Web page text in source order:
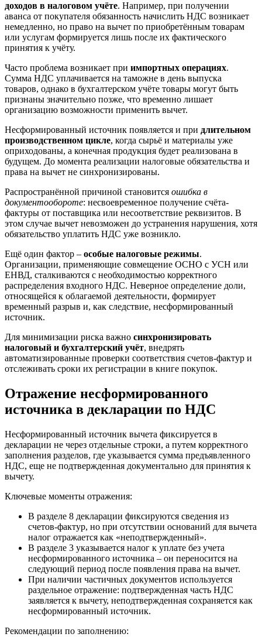
доходов в налоговом учёте. Например, при получении
аванса от покупателя обязанность начислить НДС возникает
немедленно, но право на вычет по приобретённым товарам
или услугам формируется лишь после их фактического
принятия к учёту.
Часто проблема возникает при импортных операциях.
Сумма НДС уплачивается на таможне в день выпуска
товаров, однако в бухгалтерском учёте товары могут быть
признаны значительно позже, что временно лишает
организацию возможности применить вычет.
Несформированный источник появляется и при длительном
производственном цикле, когда сырьё и материалы уже
оприходованы, а конечная продукция будет реализована в
будущем. До момента реализации налоговые обязательства и
права на вычет не синхронизированы.
Распространённой причиной становится ошибка в
документообороте: несвоевременное получение счёта-
фактуры от поставщика или несоответствие реквизитов. В
этом случае вычет невозможен до устранения нарушения, хотя
обязательство уплатить НДС уже возникло.
Ещё один фактор – особые налоговые режимы.
Организации, применяющие совмещение ОСНО с УСН или
ЕНВД, сталкиваются с необходимостью корректного
распределения входного НДС. Неверное определение доли,
относящейся к облагаемой деятельности, формирует
временный разрыв и, как следствие, несформированный
источник.
Для минимизации риска важно синхронизировать
налоговый и бухгалтерский учёт, внедрять
автоматизированные проверки соответствия счетов-фактур и
отслеживать сроки их регистрации в книге покупок.
Отражение несформированного
источника в декларации по НДС
Несформированный источник вычета фиксируется в
декларации не через отдельные строки, а путем корректного
заполнения разделов, где указывается сумма предъявленного
НДС, еще не подтвержденная документально для принятия к
вычету.
Ключевые моменты отражения:
В разделе 8 декларации фиксируются сведения из
счетов-фактур, но при отсутствии оснований для вычета
налог отражается как «неподтвержденный».
В разделе 3 указывается налог к уплате без учета
несформированного источника – он переносится на
следующий период после появления права на вычет.
При наличии частичных документов используется
раздельное отражение: подтвержденная часть НДС
заявляется к вычету, неподтвержденная сохраняется как
несформированный источник.
Рекомендации по заполнению: